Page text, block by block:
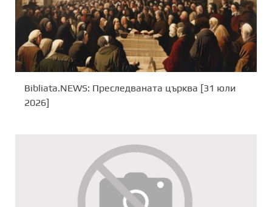
Bibliata.NEWS: Преследваната църква [31 юли
2026]